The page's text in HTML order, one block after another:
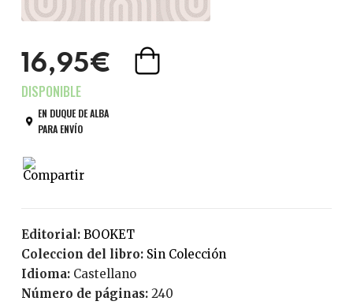
16,95€
EN DUQUE DE ALBA
PARA ENVÍO
Editorial:
BOOKET
Coleccion del libro:
Sin Colección
Idioma:
Castellano
Número de páginas:
240